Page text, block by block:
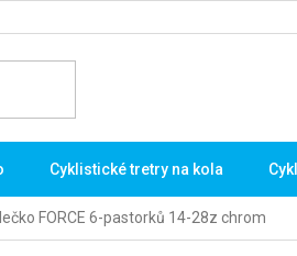
Cyklistické tretry na kola
FORCE 6-pastorků 14-28z chrom